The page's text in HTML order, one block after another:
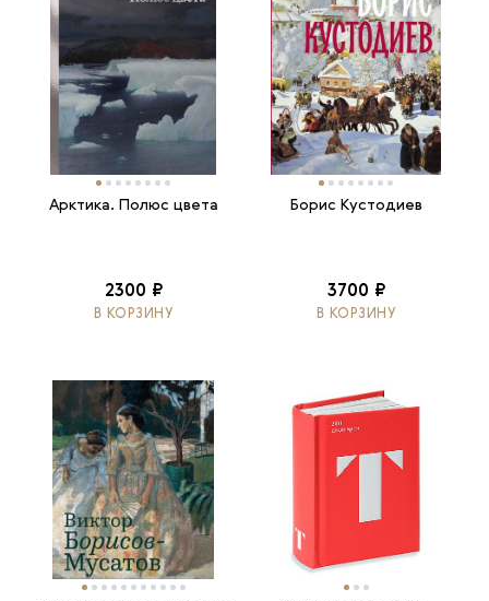
Арктика. Полюс цвета
2300 ₽
В КОРЗИНУ
Борис Кустодиев
3700 ₽
В КОРЗИНУ